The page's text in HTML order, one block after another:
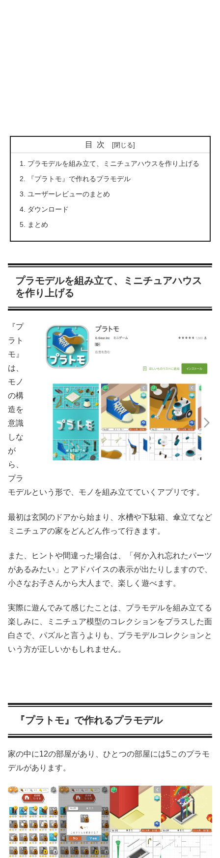
目次
プラモデルを組み立て、ミニチュアハウスを作り上げる
『プラトモ』で作れるプラモデル
ユーザーレビューのまとめ
ダウンロード
まとめ
プラモデルを組み立て、ミニチュアハウス
を作り上げる
『プ
ラト
モ』
は、
モノ
の構
造を
意識
しな
が
ら、
プラ
モデルという形で、モノを組み立てていくアプリです。
最初は玄関のドアから始まり、水槽や下駄箱、傘立てなど
ミニチュアの家をどんどん作って行きます。
また、ヒントや間違った場合は、「何か入れ忘れたパーツ
があるみたい」とアドバイスの表示が出たりしますので、
小さなお子さんから大人まで、楽しく遊べます。
実際に遊んでみて感じたことは、プラモデルを組み立てる
楽しみに、ミニチュア模型のコレクションをプラスした面
白さで、パズルと言うよりも、プラモデルコレクションと
いう方が正しいかもしれません。
『プラトモ』で作れるプラモデル
家の中に12の部屋があり、ひとつの部屋には5このプラモ
デルがあります。